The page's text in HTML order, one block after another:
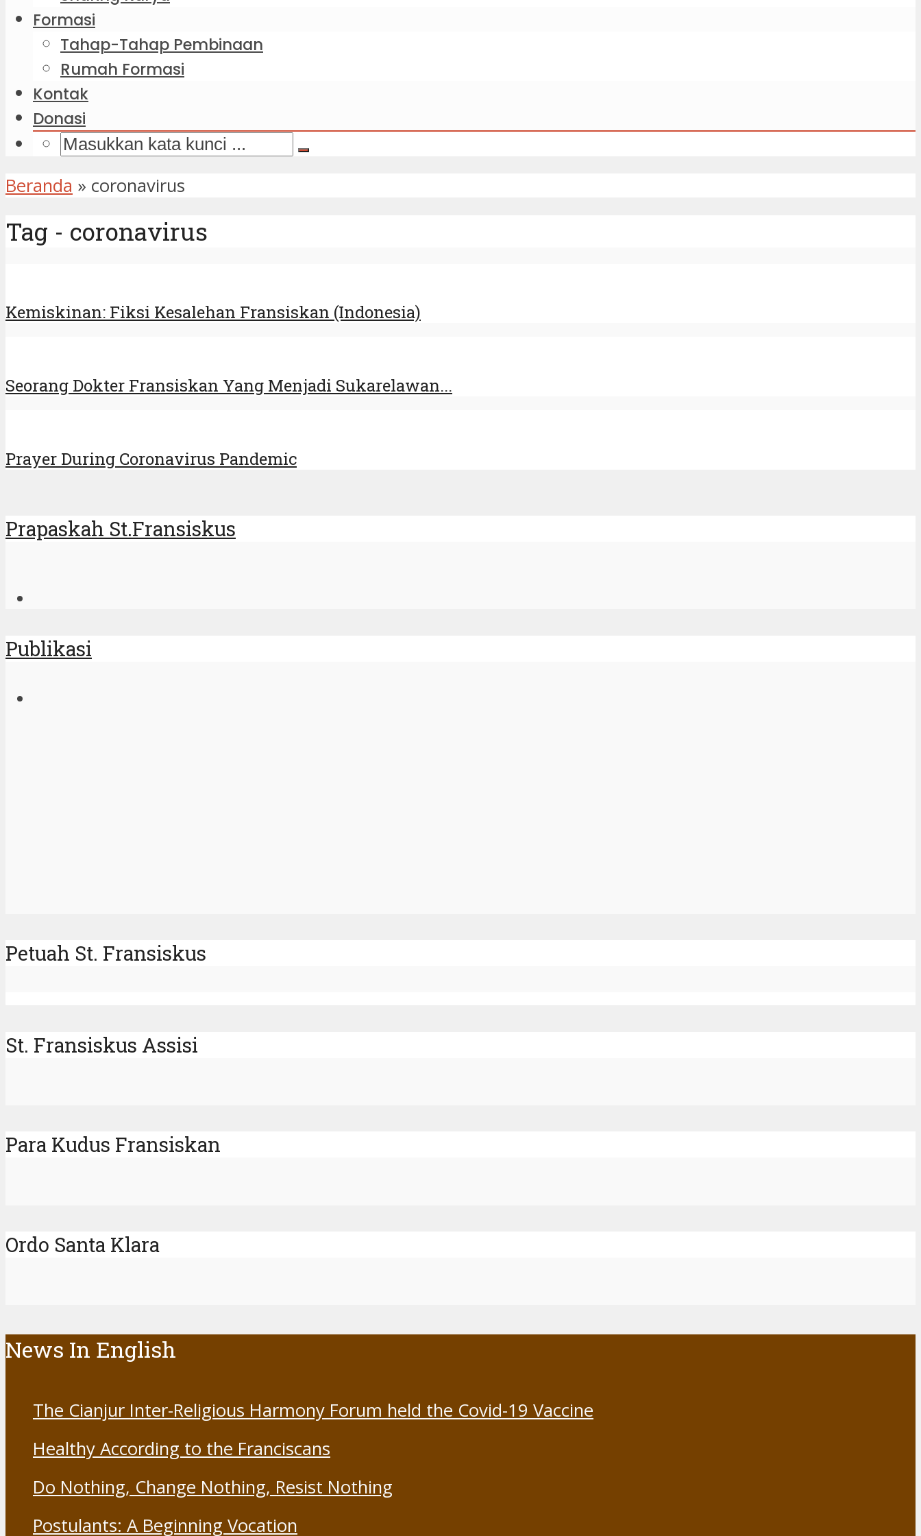
Formasi
Tahap-Tahap Pembinaan
Rumah Formasi
Kontak
Donasi
Beranda » coronavirus
Tag - coronavirus
Kemiskinan: Fiksi Kesalehan Fransiskan (Indonesia)
Seorang Dokter Fransiskan Yang Menjadi Sukarelawan...
Prayer During Coronavirus Pandemic
Prapaskah St.Fransiskus
Publikasi
Petuah St. Fransiskus
St. Fransiskus Assisi
Para Kudus Fransiskan
Ordo Santa Klara
News In English
The Cianjur Inter-Religious Harmony Forum held the Covid-19 Vaccine
Healthy According to the Franciscans
Do Nothing, Change Nothing, Resist Nothing
Postulants: A Beginning Vocation